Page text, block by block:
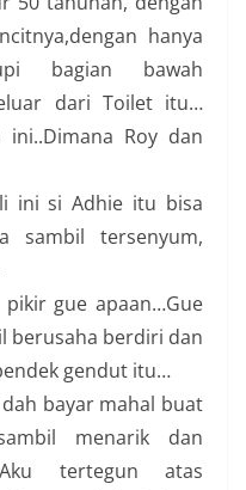
hanya
bagian bawah
dari Toilet itu…
Roy dan
ini si Adhie itu bisa
sambil tersenyum,
pikir gue apaan…Gue
berusaha berdiri dan
gendut itu…
bayar mahal buat
menarik dan
tertegun atas